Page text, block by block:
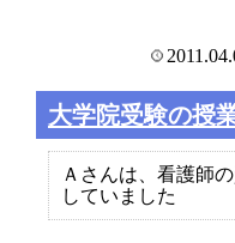
大学院受験の授
Ａさんは、看護師
していました